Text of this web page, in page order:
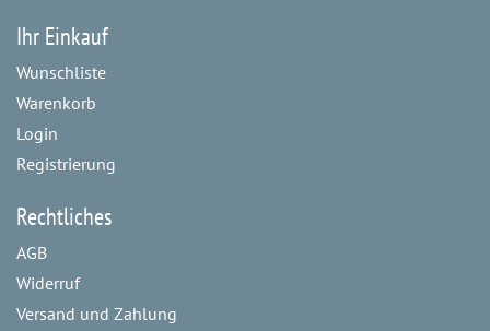
Ihr Einkauf
Wunschliste
Warenkorb
Login
Registrierung
Rechtliches
AGB
Widerruf
Versand und Zahlung